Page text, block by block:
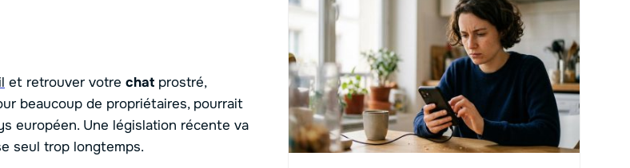
et retrouver votre chat prostré,
beaucoup de propriétaires, pourrait
européen. Une législation récente va
seul trop longtemps.